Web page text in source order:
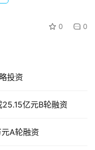
0 0
投资
亿元B轮融资
A轮融资